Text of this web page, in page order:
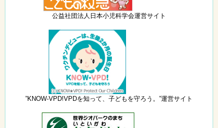
公益社団法人日本小児科学会運営サイト
”KNOW-VPD!VPDを知って、子どもを守ろう。”運営サイト